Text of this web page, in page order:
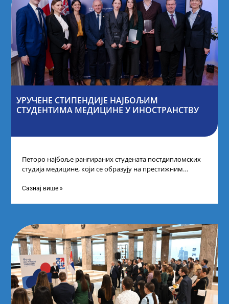
УРУЧЕНЕ СТИПЕНДИЈЕ НАЈБОЉИМ
СТУДЕНТИМА МЕДИЦИНЕ У ИНОСТРАНСТВУ
Петоро најбоље рангираних студената постдипломских
студија медицине, који се образују на престижним
стипендије од
Сазнај више »